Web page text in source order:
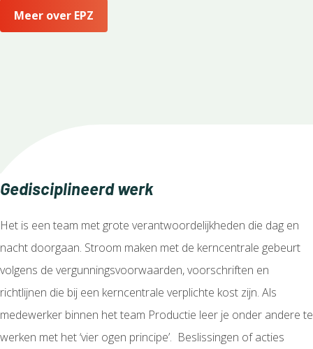
Meer over EPZ
Gedisciplineerd werk
Het is een team met grote verantwoordelijkheden die dag en
nacht doorgaan. Stroom maken met de kerncentrale gebeurt
volgens de vergunningsvoorwaarden, voorschriften en
richtlijnen die bij een kerncentrale verplichte kost zijn. Als
medewerker binnen het team Productie leer je onder andere te
werken met het ‘vier ogen principe’. Beslissingen of acties